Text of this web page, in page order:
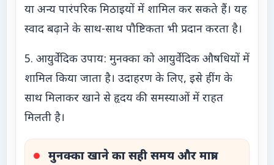
या अन्य पारंपरिक मिठाइयों में शामिल कर सकते हैं। यह
स्वाद बढ़ाने के साथ-साथ पौष्टिकता भी प्रदान करता है।
5. आयुर्वेदिक उपाय: मुनक्का को आयुर्वेदिक औषधियों में
शामिल किया जाता है। उदाहरण के लिए, इसे हींग के
साथ मिलाकर खाने से हृदय की समस्याओं में राहत
मिलती है।
मुनक्का खाने का सही समय और मात्रा